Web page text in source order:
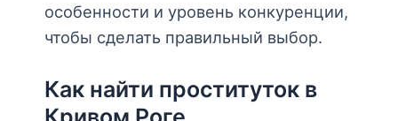
особенности и уровень конкуренции,
чтобы сделать правильный выбор.
Как найти проституток в